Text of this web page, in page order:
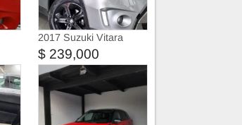
2017 Suzuki Vitara
$ 239,000